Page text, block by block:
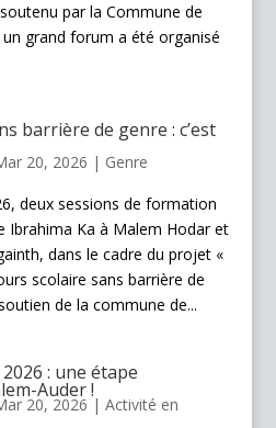
par la Commune de
grand forum a été organisé
barrière de genre : c’est
20, 2026 | Genre
deux sessions de formation
Ibrahima Ka à Malem Hodar et
dans le cadre du projet «
scolaire sans barrière de
de la commune de...
: une étape
Auder !
20, 2026 | Activité en